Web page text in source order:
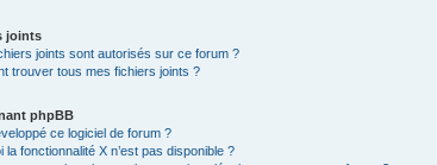
joints
joints sont autorisés sur ce forum ?
trouver tous mes fichiers joints ?
phpBB
ce logiciel de forum ?
la fonctionnalité X n’est pas disponible ?